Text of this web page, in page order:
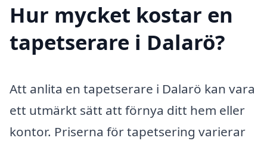
Hur mycket kostar en
tapetserare i Dalarö?
Att anlita en tapetserare i Dalarö kan vara
ett utmärkt sätt att förnya ditt hem eller
kontor. Priserna för tapetsering varierar